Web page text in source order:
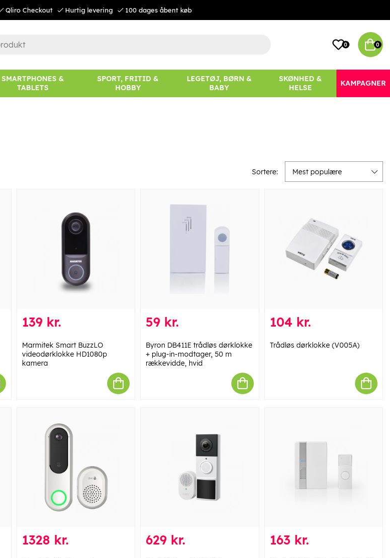
Qliro Checkout Hurtig levering 100 dages åbent køb
0 0
SMARTPHONES &
TABLETS
SPORT, FRITID &
HOBBY
LEGETØJ, BØRN &
BABY
SKØNHED &
HELSE
KAMPAGNER
Sortere: Mest populære
139 kr.
Marmitek Smart BuzzLO
videodørklokke HD1080p
kamera
59 kr.
Byron DB411E trådløs dørklokke
+ plug-in-modtager, 50 m
rækkevidde, hvid
104 kr.
Trådløs dørklokke (V005A)
1328 kr. 629 kr. 163 kr.